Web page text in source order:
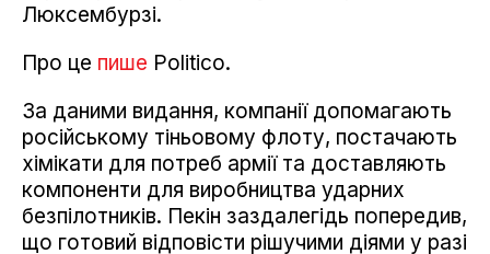
Люксембурзі.
Про це пише Politico.
За даними видання, компанії допомагають
російському тіньовому флоту, постачають
хімікати для потреб армії та доставляють
компоненти для виробництва ударних
безпілотників. Пекін заздалегідь попередив,
що готовий відповісти рішучими діями у разі